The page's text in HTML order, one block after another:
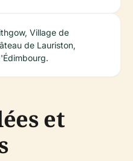
Village de
de Lauriston,
et